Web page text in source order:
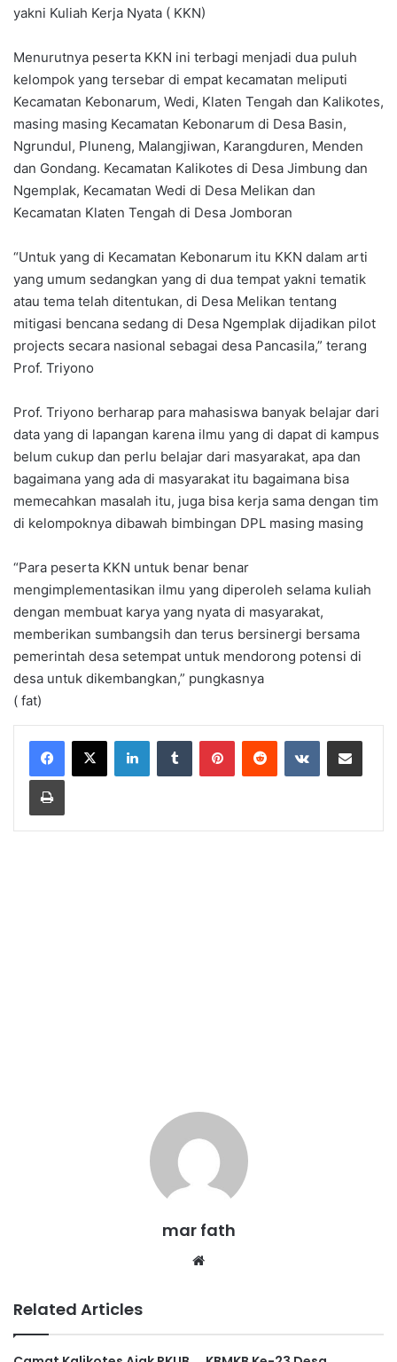
yakni Kuliah Kerja Nyata ( KKN)
Menurutnya peserta KKN ini terbagi menjadi dua puluh
kelompok yang tersebar di empat kecamatan meliputi
Kecamatan Kebonarum, Wedi, Klaten Tengah dan Kalikotes,
masing masing Kecamatan Kebonarum di Desa Basin,
Ngrundul, Pluneng, Malangjiwan, Karangduren, Menden
dan Gondang. Kecamatan Kalikotes di Desa Jimbung dan
Ngemplak, Kecamatan Wedi di Desa Melikan dan
Kecamatan Klaten Tengah di Desa Jomboran
“Untuk yang di Kecamatan Kebonarum itu KKN dalam arti
yang umum sedangkan yang di dua tempat yakni tematik
atau tema telah ditentukan, di Desa Melikan tentang
mitigasi bencana sedang di Desa Ngemplak dijadikan pilot
projects secara nasional sebagai desa Pancasila,” terang
Prof. Triyono
Prof. Triyono berharap para mahasiswa banyak belajar dari
data yang di lapangan karena ilmu yang di dapat di kampus
belum cukup dan perlu belajar dari masyarakat, apa dan
bagaimana yang ada di masyarakat itu bagaimana bisa
memecahkan masalah itu, juga bisa kerja sama dengan tim
di kelompoknya dibawah bimbingan DPL masing masing
“Para peserta KKN untuk benar benar
mengimplementasikan ilmu yang diperoleh selama kuliah
dengan membuat karya yang nyata di masyarakat,
memberikan sumbangsih dan terus bersinergi bersama
pemerintah desa setempat untuk mendorong potensi di
desa untuk dikembangkan,” pungkasnya
( fat)
mar fath
Related Articles